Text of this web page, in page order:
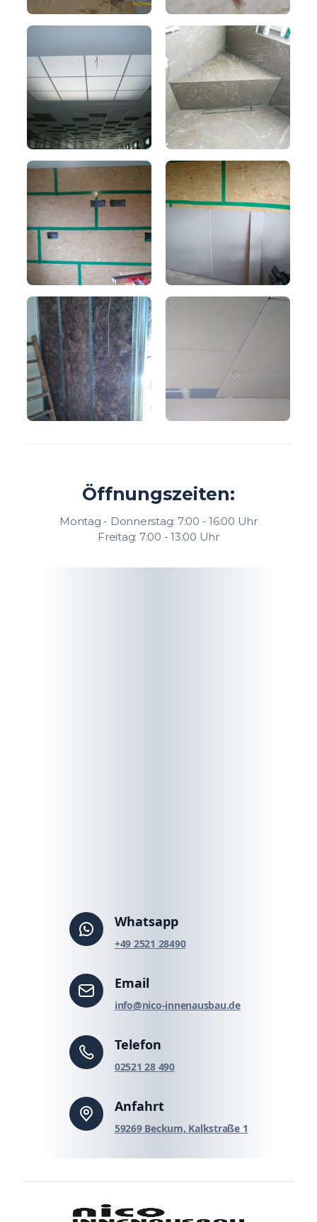
Öffnungszeiten:
Montag - Donnerstag: 7:00 - 16:00 Uhr
Freitag: 7:00 - 13:00 Uhr
Whatsapp
‪+49 2521 28490‬
Email
info@nico-innenausbau.de
Telefon
02521 28 490
Anfahrt
59269 Beckum, Kalkstraße 1